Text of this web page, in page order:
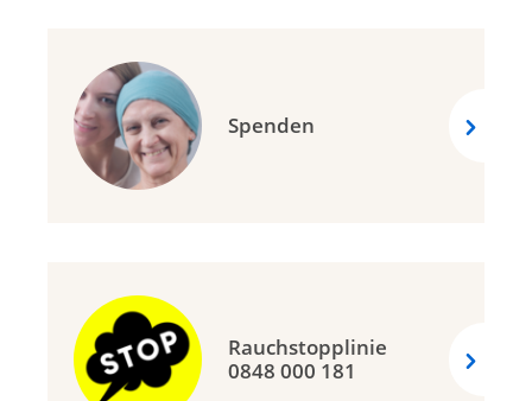
Spenden
Rauchstopplinie
0848 000 181